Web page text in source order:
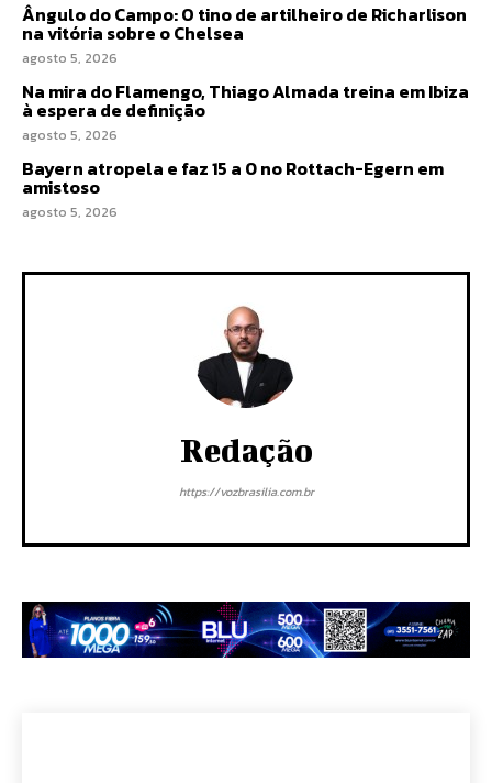
Ângulo do Campo: O tino de artilheiro de Richarlison
na vitória sobre o Chelsea
agosto 5, 2026
Na mira do Flamengo, Thiago Almada treina em Ibiza
à espera de definição
agosto 5, 2026
Bayern atropela e faz 15 a 0 no Rottach-Egern em
amistoso
agosto 5, 2026
Redação
https://vozbrasilia.com.br